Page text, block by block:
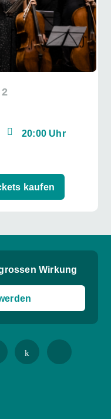
20:00 Uhr
kaufen
Wirkung